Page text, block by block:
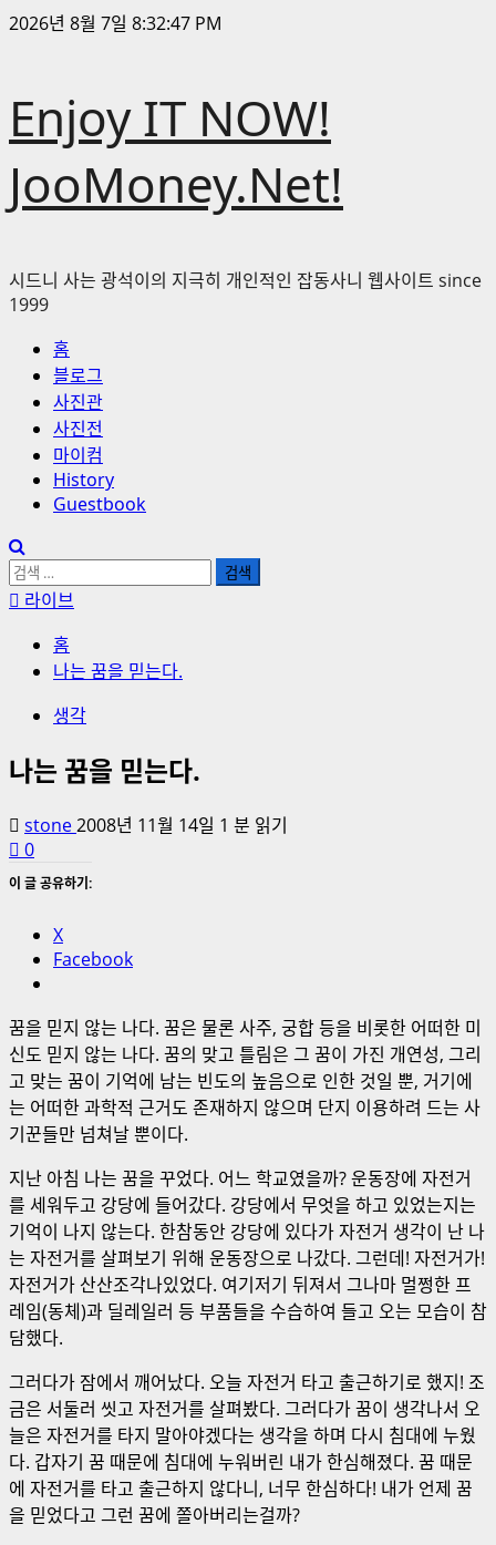
콘
로
바
기
2026년 8월 7일 8:32:48 PM
Enjoy IT NOW!
JooMoney.Net!
시드니 사는 광석이의 지극히 개인적인 잡동사니 웹사이트 since
1999
홈
블로그
사진관
사진전
마이컴
History
Guestbook
검
색:라이브
홈
나는 꿈을 믿는다.
생각
나는 꿈을 믿는다.
stone2008년 11월 14일 1 분 읽기
0
이 글 공유하기:
X
Facebook
꿈을 믿지 않는 나다. 꿈은 물론 사주, 궁합 등을 비롯한 어떠한 미
신도 믿지 않는 나다. 꿈의 맞고 틀림은 그 꿈이 가진 개연성, 그리
고 맞는 꿈이 기억에 남는 빈도의 높음으로 인한 것일 뿐, 거기에
는 어떠한 과학적 근거도 존재하지 않으며 단지 이용하려 드는 사
기꾼들만 넘쳐날 뿐이다.
지난 아침 나는 꿈을 꾸었다. 어느 학교였을까? 운동장에 자전거
를 세워두고 강당에 들어갔다. 강당에서 무엇을 하고 있었는지는
기억이 나지 않는다. 한참동안 강당에 있다가 자전거 생각이 난 나
는 자전거를 살펴보기 위해 운동장으로 나갔다. 그런데! 자전거가!
자전거가 산산조각나있었다. 여기저기 뒤져서 그나마 멀쩡한 프
레임(동체)과 딜레일러 등 부품들을 수습하여 들고 오는 모습이 참
담했다.
그러다가 잠에서 깨어났다. 오늘 자전거 타고 출근하기로 했지! 조
금은 서둘러 씻고 자전거를 살펴봤다. 그러다가 꿈이 생각나서 오
늘은 자전거를 타지 말아야겠다는 생각을 하며 다시 침대에 누웠
다. 갑자기 꿈 때문에 침대에 누워버린 내가 한심해졌다. 꿈 때문
에 자전거를 타고 출근하지 않다니, 너무 한심하다! 내가 언제 꿈
을 믿었다고 그런 꿈에 쫄아버리는걸까?